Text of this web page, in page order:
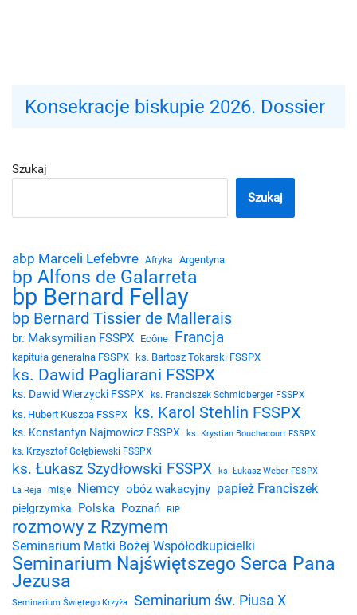
Konsekracje biskupie 2026. Dossier
Szukaj
Szukaj
abp Marceli Lefebvre Afryka Argentyna
bp Alfons de Galarreta
bp Bernard Fellay
bp Bernard Tissier de Mallerais
br. Maksymilian FSSPX Ecône Francja
kapituła generalna FSSPX ks. Bartosz Tokarski FSSPX
ks. Dawid Pagliarani FSSPX
ks. Dawid Wierzycki FSSPX ks. Franciszek Schmidberger FSSPX
ks. Hubert Kuszpa FSSPX ks. Karol Stehlin FSSPX
ks. Konstantyn Najmowicz FSSPX
ks. Krystian Bouchacourt FSSPX
ks. Krzysztof Gołębiewski FSSPX
ks. Łukasz Szydłowski FSSPX
ks. Łukasz Weber FSSPX
La Reja
misje Niemcy obóz wakacyjny papież Franciszek
pielgrzymka Polska Poznań RIP
rozmowy z Rzymem
Seminarium Matki Bożej Współodkupicielki
Seminarium Najświętszego Serca Pana
Jezusa
Seminarium Świętego Krzyża Seminarium św. Piusa X